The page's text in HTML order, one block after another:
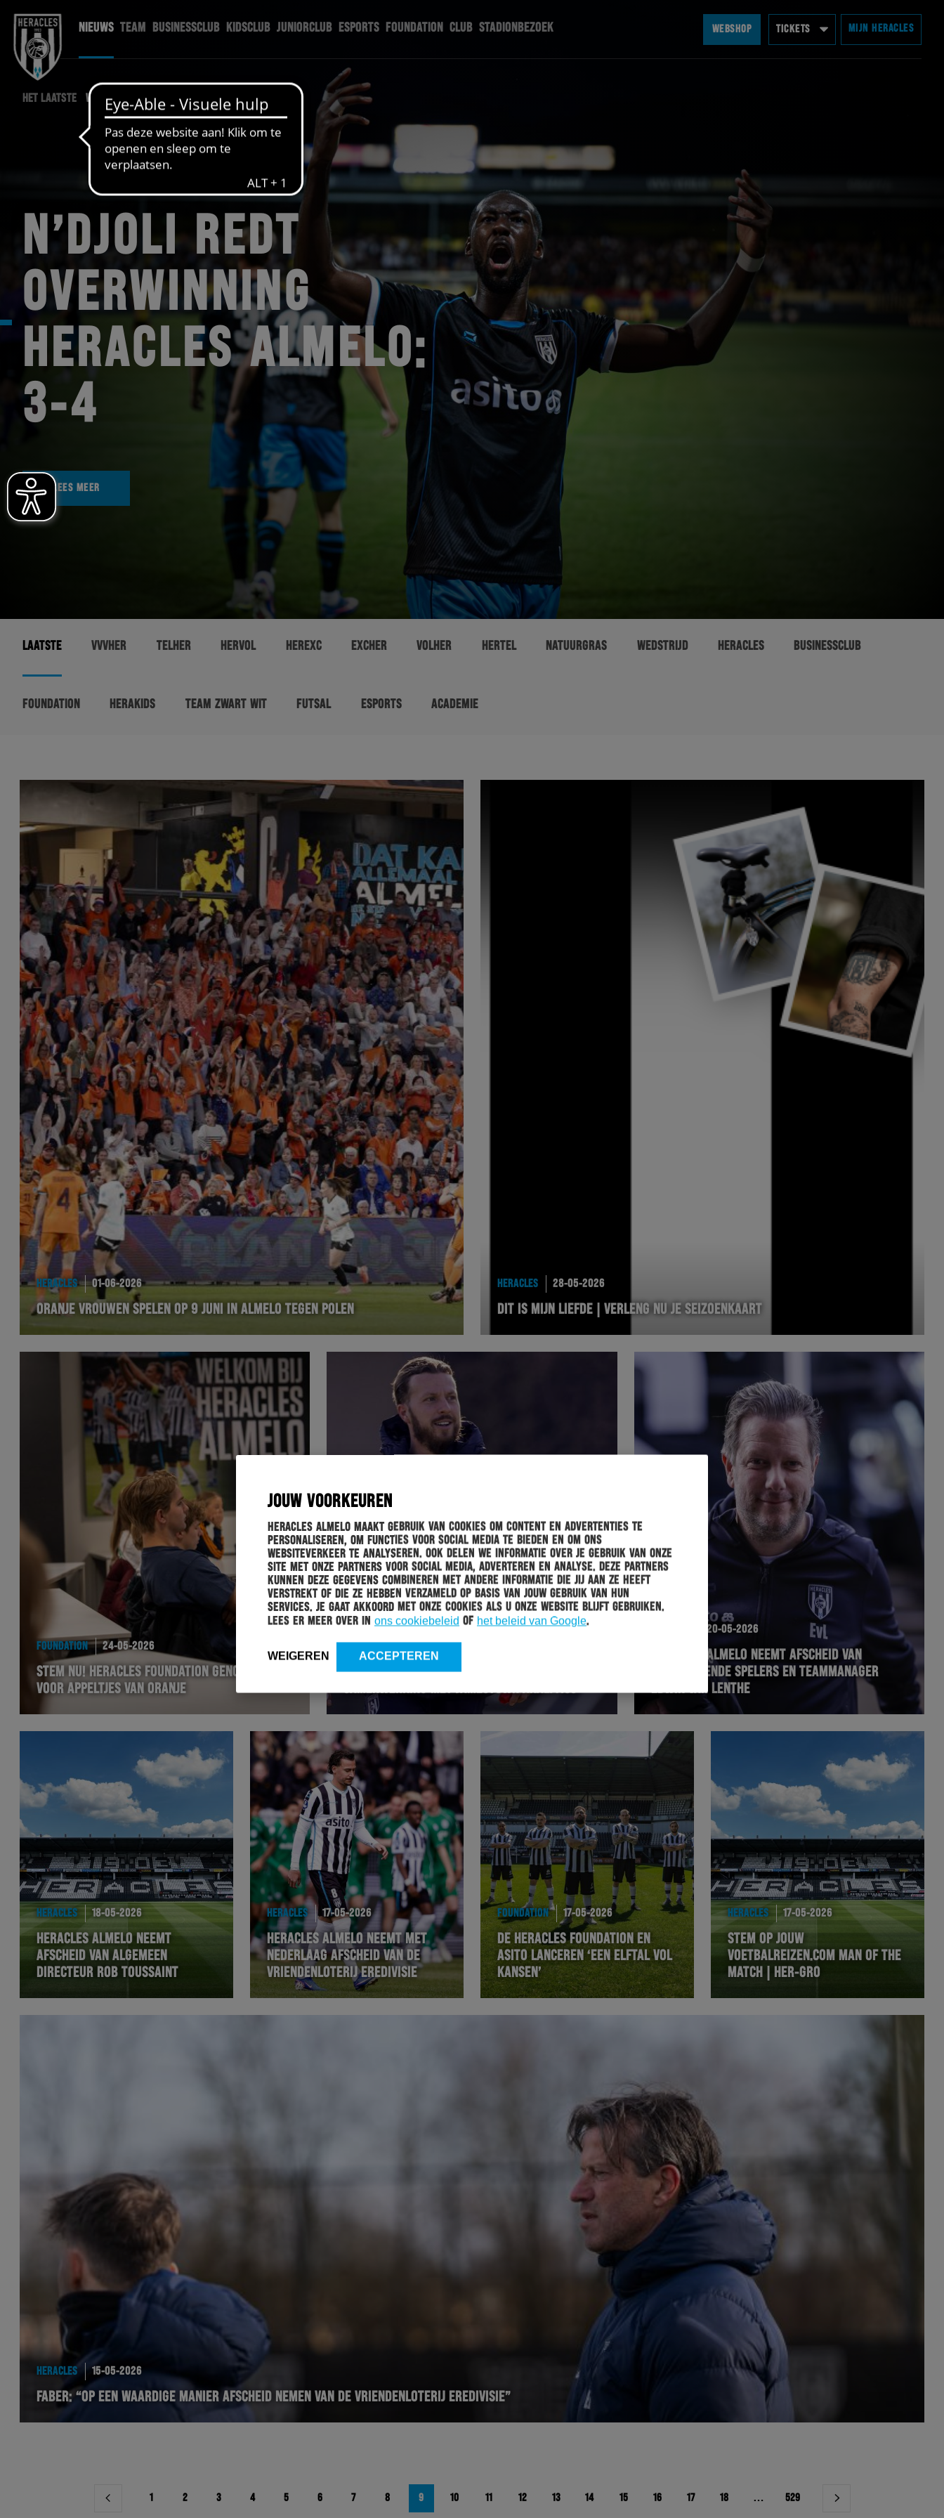
JOUW VOORKEUREN
Heracles Almelo maakt gebruik van cookies om content en advertenties te
personaliseren, om functies voor social media te bieden en om ons
websiteverkeer te analyseren. Ook delen we informatie over je gebruik van onze
site met onze partners voor social media, adverteren en analyse. Deze partners
kunnen deze gegevens combineren met andere informatie die jij aan ze heeft
verstrekt of die ze hebben verzameld op basis van jouw gebruik van hun
services. Je gaat akkoord met onze cookies als u onze website blijft gebruiken.
Lees er meer over in ons cookiebeleid of het beleid van Google.
WEIGEREN ACCEPTEREN
NIEUWS TEAM BUSINESSCLUB KIDSCLUB JUNIORCLUB ESPORTS FOUNDATION CLUB STADIONBEZOEK WEBSHOP TICKETS MIJN HERACLES
HET LAATSTE WEDSTRIJD NIEUWS
N’DJOLI REDT
OVERWINNING
HERACLES ALMELO:
3-4
LEES MEER
LAATSTE VVVHER TELHER HERVOL HEREXC EXCHER VOLHER HERTEL NATUURGRAS WEDSTRIJD HERACLES BUSINESSCLUB
FOUNDATION HERAKIDS TEAM ZWART WIT FUTSAL ESPORTS ACADEMIE
HERACLES 01-06-2026
ORANJE VROUWEN SPELEN OP 9 JUNI IN ALMELO TEGEN POLEN
HERACLES 28-05-2026
DIT IS MIJN LIEFDE | VERLENG NU JE SEIZOENKAART
FOUNDATION 24-05-2026
STEM NU! HERACLES FOUNDATION GENOMINEERD
VOOR APPELTJES VAN ORANJE
HERACLES 20-05-2026
VINCENT HEILMANN HOOFDTRAINER,
SAMENWERKING MET JAMESTOWN ANALYTICS
20-05-2026
HERACLES ALMELO NEEMT AFSCHEID VAN
VERTREKKENDE SPELERS EN TEAMMANAGER
EDWIN VAN LENTHE
HERACLES 18-05-2026
HERACLES ALMELO NEEMT
AFSCHEID VAN ALGEMEEN
DIRECTEUR ROB TOUSSAINT
HERACLES 17-05-2026
HERACLES ALMELO NEEMT MET
NEDERLAAG AFSCHEID VAN DE
VRIENDENLOTERIJ EREDIVISIE
FOUNDATION 17-05-2026
DE HERACLES FOUNDATION EN
ASITO LANCEREN ‘EEN ELFTAL VOL
KANSEN’
HERACLES 17-05-2026
STEM OP JOUW
VOETBALREIZEN.COM MAN OF THE
MATCH | HER-GRO
HERACLES 15-05-2026
FABER: “OP EEN WAARDIGE MANIER AFSCHEID NEMEN VAN DE VRIENDENLOTERIJ EREDIVISIE”
Berichtnavigatie 1 2 3 4 5 6 7 8 9 10 11 12 13 14 15 16 17 18 … 529